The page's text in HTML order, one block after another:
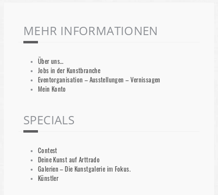
MEHR INFORMATIONEN
Über uns…
Jobs in der Kunstbranche
Eventorganisation – Ausstellungen – Vernissagen
Mein Konto
SPECIALS
Contest
Deine Kunst auf Arttrado
Galerien – Die Kunstgalerie im Fokus.
Künstler